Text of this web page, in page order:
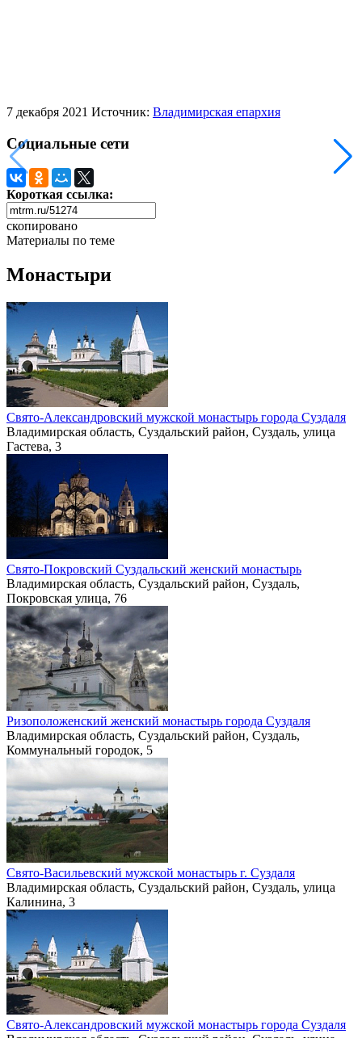
7 декабря 2021 Источник: Владимирская епархия
Социальные сети
Короткая ссылка:
скопировано
Материалы по теме
Монастыри
Свято-Александровский мужской монастырь города Суздаля
Владимирская область, Суздальский район, Суздаль, улица
Гастева, 3
Свято-Покровский Суздальский женский монастырь
Владимирская область, Суздальский район, Суздаль,
Покровская улица, 76
Ризоположенский женский монастырь города Суздаля
Владимирская область, Суздальский район, Суздаль,
Коммунальный городок, 5
Свято-Васильевский мужской монастырь г. Суздаля
Владимирская область, Суздальский район, Суздаль, улица
Калинина, 3
Свято-Александровский мужской монастырь города Суздаля